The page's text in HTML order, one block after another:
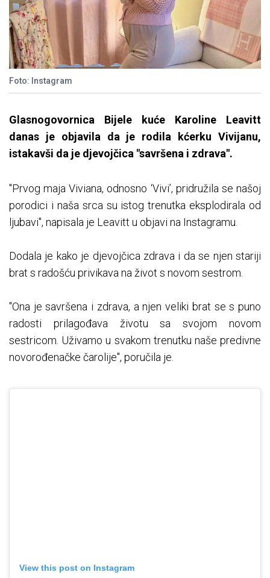
Foto: Instagram
Glasnogovornica Bijele kuće Karoline Leavitt
danas je objavila da je rodila kćerku Vivijanu,
istakavši da je djevojčica "savršena i zdrava".
"Prvog maja Viviana, odnosno ‘Vivi’, pridružila se našoj
porodici i naša srca su istog trenutka eksplodirala od
ljubavi", napisala je Leavitt u objavi na Instagramu.
Dodala je kako je djevojčica zdrava i da se njen stariji
brat s radošću privikava na život s novom sestrom.
"Ona je savršena i zdrava, a njen veliki brat se s puno
radosti prilagođava životu sa svojom novom
sestricom. Uživamo u svakom trenutku naše predivne
novorođenačke čarolije", poručila je.
View this post on Instagram